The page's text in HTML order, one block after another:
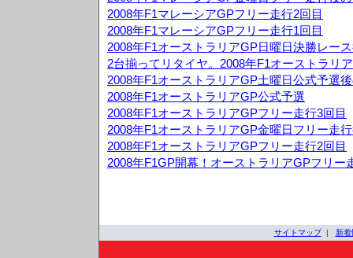
2008年F1マレーシアGPフリー走行2回目
2008年F1マレーシアGPフリー走行1回目
2008年F1オーストラリアGP日曜日決勝レー
2台揃ってリタイヤ。2008年F1オーストラリ
2008年F1オーストラリアGP土曜日公式予選
2008年F1オーストラリアGP公式予選
2008年F1オーストラリアGPフリー走行3回目
2008年F1オーストラリアGP金曜日フリー走
2008年F1オーストラリアGPフリー走行2回目
2008年F1GP開幕！オーストラリアGPフリー
サイトマップ| 新着